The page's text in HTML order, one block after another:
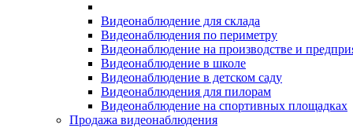
Видеонаблюдение для склада
Видеонаблюдения по периметру
Видеонаблюдение на производстве и
Видеонаблюдение в школе
Видеонаблюдение в детском саду
Видеонаблюдения для пилорам
Видеонаблюдение на спортивных площадках
Продажа видеонаблюдения